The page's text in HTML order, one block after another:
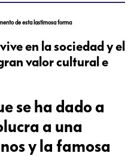
de esta lastimosa forma
en la sociedad y el
valor cultural e
se ha dado a
a una
y la famosa